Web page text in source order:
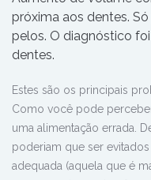
próxima aos dentes.
pelos. O diagnóstico
dentes.
Estes são os principais
Como você pode
uma alimentação errada.
poderiam que ser
adequada (aquela que é